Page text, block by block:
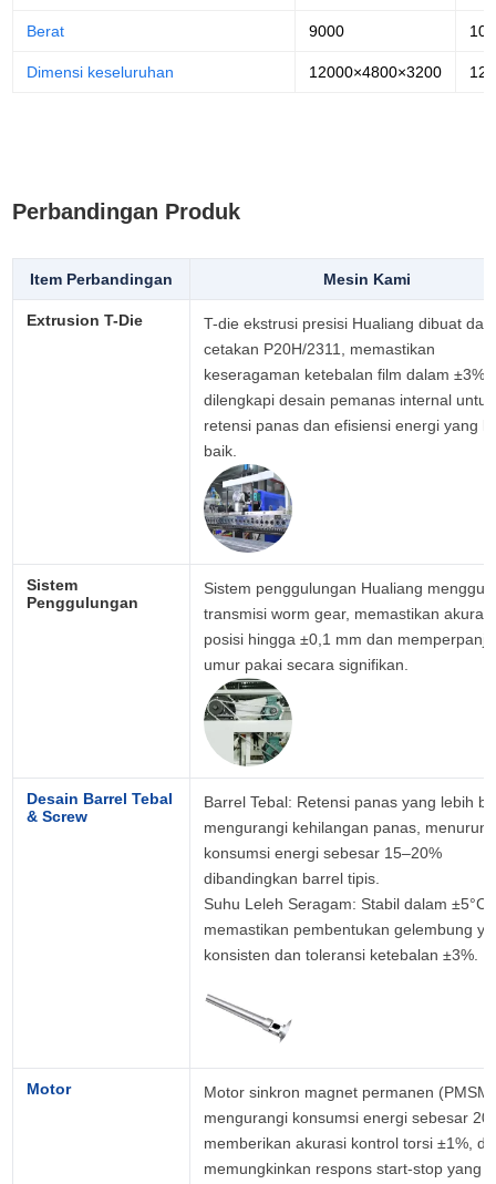
Berat 9000
Dimensi keseluruhan 12000×4800×3200
Perbandingan Produk
Item Perbandingan Mesin Kami
Extrusion T-Die
T-die ekstrusi presisi Hualiang dibuat
cetakan P20H/2311, memastikan
keseragaman ketebalan film dalam ±3%,
dilengkapi desain pemanas internal untuk
retensi panas dan efisiensi energi yang
baik.
Sistem
Penggulungan
Sistem penggulungan Hualiang
transmisi worm gear, memastikan akurasi
posisi hingga ±0,1 mm dan
umur pakai secara signifikan.
Desain Barrel Tebal
& Screw
Barrel Tebal: Retensi panas yang lebih
mengurangi kehilangan panas,
konsumsi energi sebesar 15–20%
dibandingkan barrel tipis.
Suhu Leleh Seragam: Stabil dalam ±5°C,
memastikan pembentukan gelembung
konsisten dan toleransi ketebalan ±3%.
Motor
Motor sinkron magnet permanen (PMSM)
mengurangi konsumsi energi sebesar
memberikan akurasi kontrol torsi ±1%,
memungkinkan respons start-stop yang